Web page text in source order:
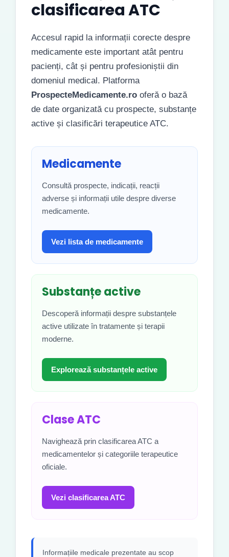
clasificarea ATC
Accesul rapid la informații corecte despre
medicamente este important atât pentru
pacienți, cât și pentru profesioniștii din
domeniul medical. Platforma
ProspecteMedicamente.ro oferă o bază
de date organizată cu prospecte, substanțe
active și clasificări terapeutice ATC.
Medicamente
Consultă prospecte, indicații, reacții
adverse și informații utile despre diverse
medicamente.
Vezi lista de medicamente
Substanțe active
Descoperă informații despre substanțele
active utilizate în tratamente și terapii
moderne.
Explorează substanțele active
Clase ATC
Navighează prin clasificarea ATC a
medicamentelor și categoriile terapeutice
oficiale.
Vezi clasificarea ATC
Informațiile medicale prezentate au scop